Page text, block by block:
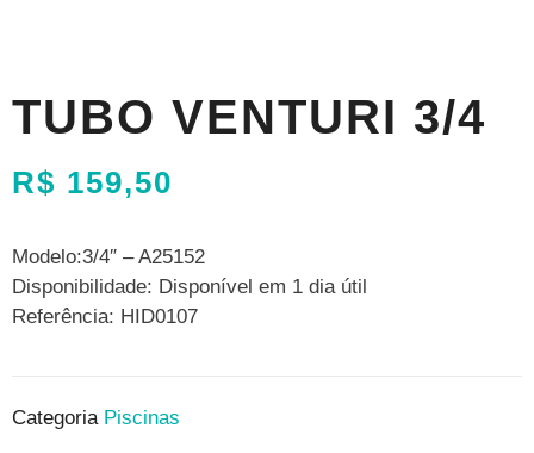
TUBO VENTURI 3/4
R$ 159,50
Modelo:3/4″ – A25152
Disponibilidade: Disponível em 1 dia útil
Referência: HID0107
Categoria Piscinas